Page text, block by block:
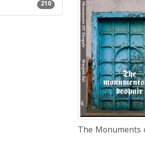
210
The Monuments